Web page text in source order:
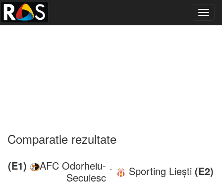
Comparatie rezultate
(E1)
AFC Odorheiu-
Secuiesc
- Sporting Liești (E2)